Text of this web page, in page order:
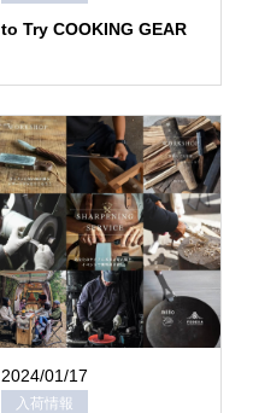
to Try COOKING GEAR
2024/01/17
入荷情報